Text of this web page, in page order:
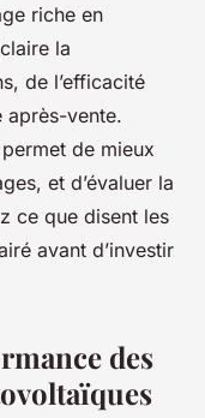
riche en
la
de l’efficacité
après-vente.
de mieux
et d’évaluer la
ce que disent les
avant d’investir
des